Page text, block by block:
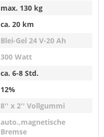
max. 130 kg
ca. 20 km
Blei-Gel 24 V-20 Ah
300 Watt
ca. 6-8 Std.
12%
8'' x 2'' Vollgummi
auto.,magnetische
Bremse